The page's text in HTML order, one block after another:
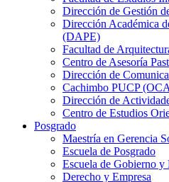
Dirección de Gestión
Dirección Académica
(DAPE)
Facultad de
Centro de Asesoría
Dirección de
Cachimbo PUCP
Dirección de
Centro de Estudios
Posgrado
Maestría en Gerencia
Escuela de Posgrado
Escuela de Gobierno y
Derecho y Empresa